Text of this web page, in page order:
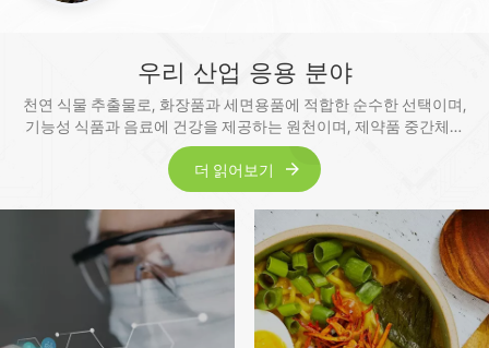
우리 산업 응용 분야
천연 식물 추출물로, 화장품과 세면용품에 적합한 순수한 선택이며,
기능성 식품과 음료에 건강을 제공하는 원천이며, 제약품 중간체에
적합한 신뢰할 수 있는 선택입니다.
더 읽어보기